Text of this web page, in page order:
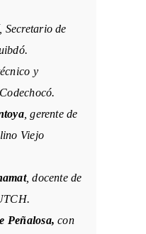
, Secretario de
y
, gerente de
Viejo
, docente de
Peñalosa,con